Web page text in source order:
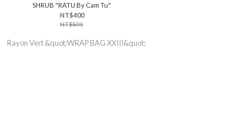
SHRUB "RATU By Cam Tu"
NT$400
NT$800